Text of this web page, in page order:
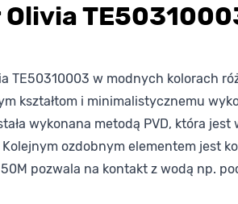
Olivia
TE50310003 w modnych kolorach
kształtom i minimalistycznemu
wykonana metodą PVD, która
ozdobnym elementem jest
pozwala na kontakt z wodą np.